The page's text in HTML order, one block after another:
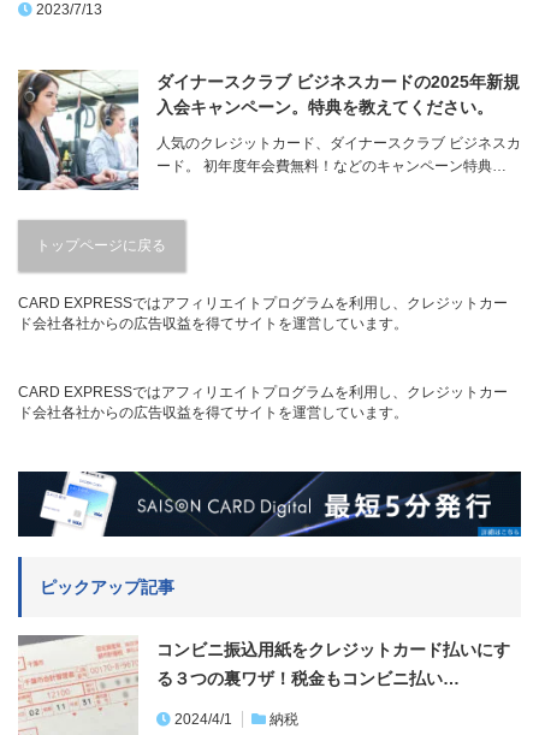
2023/7/13
ダイナースクラブ ビジネスカードの2025年新規
入会キャンペーン。特典を教えてください。
人気のクレジットカード、ダイナースクラブ ビジネスカ
ード。 初年度年会費無料！などのキャンペーン特典…
トップページに戻る
CARD EXPRESSではアフィリエイトプログラムを利用し、クレジットカー
ド会社各社からの広告収益を得てサイトを運営しています。
CARD EXPRESSではアフィリエイトプログラムを利用し、クレジットカー
ド会社各社からの広告収益を得てサイトを運営しています。
ピックアップ記事
コンビニ振込用紙をクレジットカード払いにす
る３つの裏ワザ！税金もコンビニ払い…
2024/4/1 納税